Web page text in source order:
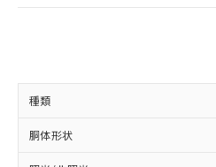
種類
胴体形状